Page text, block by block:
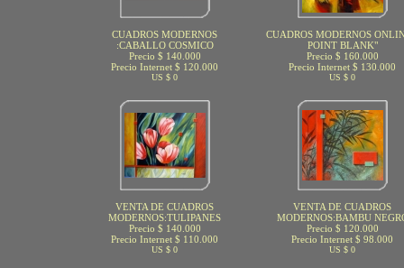
CUADROS MODERNOS
:CABALLO COSMICO
Precio $ 140.000
Precio Internet $ 120.000
US $ 0
CUADROS MODERNOS
POINT BLANK"
Precio $ 160.000
Precio Internet $ 130.000
US $ 0
VENTA DE CUADROS
MODERNOS:TULIPANES
Precio $ 140.000
Precio Internet $ 110.000
US $ 0
VENTA DE CUADROS
MODERNOS:BAMBU
Precio $ 120.000
Precio Internet $ 98.000
US $ 0